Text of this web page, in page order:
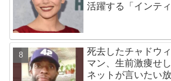
活躍する「インテ
死去したチャドウ
マン、生前激痩せ
ネットが言いたい